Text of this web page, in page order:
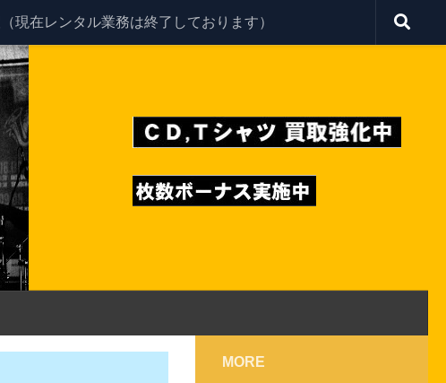
現在レンタル業務は終了しております）
MORE